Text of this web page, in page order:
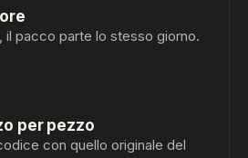
il pacco parte lo stesso giorno.
per pezzo
con quello originale del